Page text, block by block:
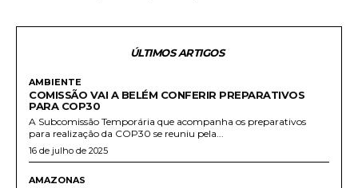
ÚLTIMOS ARTIGOS
AMBIENTE
COMISSÃO VAI A BELÉM CONFERIR PREPARATIVOS
PARA COP30
A Subcomissão Temporária que acompanha os preparativos
para realização da COP30 se reuniu pela...
16 de julho de 2025
AMAZONAS